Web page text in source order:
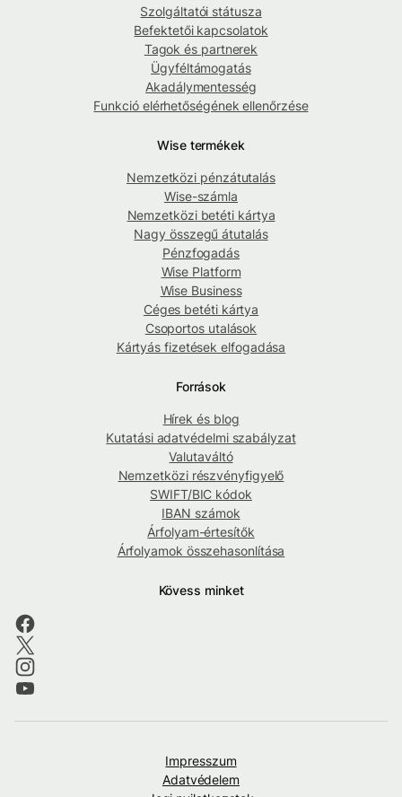
Szolgáltatói státusza
Befektetői kapcsolatok
Tagok és partnerek
Ügyféltámogatás
Akadálymentesség
Funkció elérhetőségének ellenőrzése
Wise termékek
Nemzetközi pénzátutalás
Wise-számla
Nemzetközi betéti kártya
Nagy összegű átutalás
Pénzfogadás
Wise Platform
Wise Business
Céges betéti kártya
Csoportos utalások
Kártyás fizetések elfogadása
Források
Hírek és blog
Kutatási adatvédelmi szabályzat
Valutaváltó
Nemzetközi részvényfigyelő
SWIFT/BIC kódok
IBAN számok
Árfolyam-értesítők
Árfolyamok összehasonlítása
Kövess minket
Impresszum
Adatvédelem